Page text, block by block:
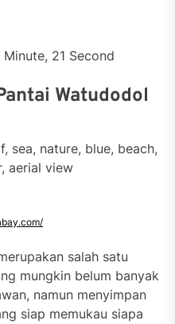
Minute, 21 Second
Watudodol
salah satu
mungkin belum banyak
namun menyimpan
siap memukau siapa